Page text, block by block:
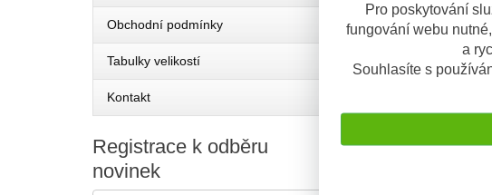
Pro poskytování
fungování webu
a
Souhlasíte s
Obchodní podmínky
Tabulky velikostí
Kontakt
Registrace k odběru
novinek